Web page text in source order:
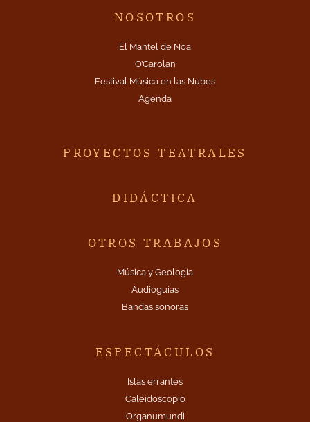
NOSOTROS
El Mantel de Noa
O’Carolan
Festival Música en las Nubes
Agenda
ESPECTÁCULOS
Islas errantes
Caleidoscopio
Organumundi
PROYECTOS TEATRALES
DIDÁCTICA
OTROS TRABAJOS
Música y Geología
Audioguías
Bandas sonoras